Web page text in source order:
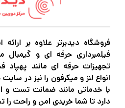
فروشگاه دیدبرتر علاوه بر
فیلمبرداری حرفه ای و گیمبال
تجهیزات حرفه ای مانند پهپاد
انواع لنز و میکرفون را نیز در
با خدماتی مانند ضمانت تست و
دارد تا شما خریدی امن و راحت را